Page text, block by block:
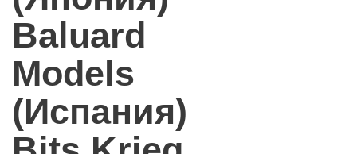
Baluard
Models
(Испания)